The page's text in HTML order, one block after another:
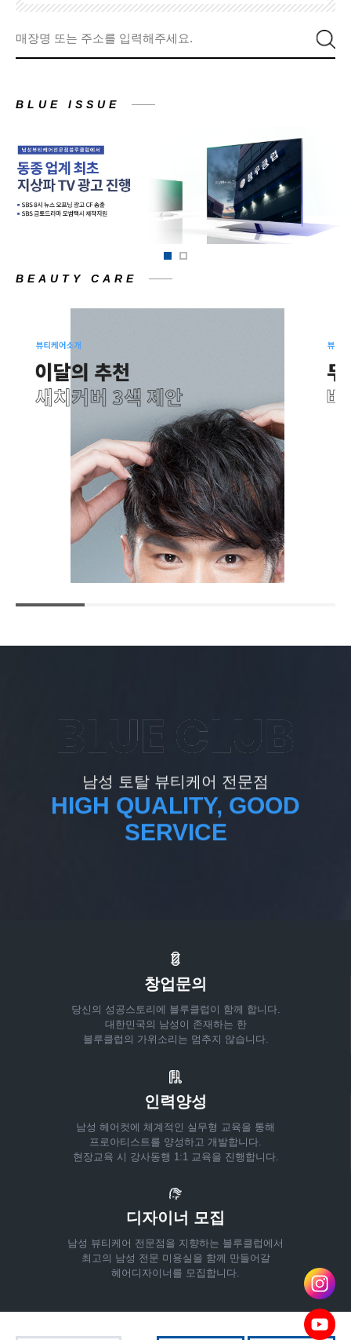
BLUE ISSUE
BEAUTY CARE
남성 토탈 뷰티케어 전문점
HIGH QUALITY, GOOD
SERVICE
창업문의
당신의 성공스토리에 블루클럽이 함께 합니다.
대한민국의 남성이 존재하는 한
블루클럽의 가위소리는 멈추지 않습니다.
인력양성
남성 헤어컷에 체계적인 실무형 교육을 통해
프로아티스트를 양성하고 개발합니다.
현장교육 시 강사동행 1:1 교육을 진행합니다.
디자이너 모집
남성 뷰티케어 전문점을 지향하는 블루클럽에서
최고의 남성 전문 미용실을 함께 만들어갈
헤어디자이너를 모집합니다.